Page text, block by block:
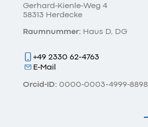
+49 2330 62-4763
E-Mail
Orcid-ID: 0000-0003-4999-8898
Gerhard-Kienle-Weg 4
58313 Herdecke
Raumnummer: Haus D, DG